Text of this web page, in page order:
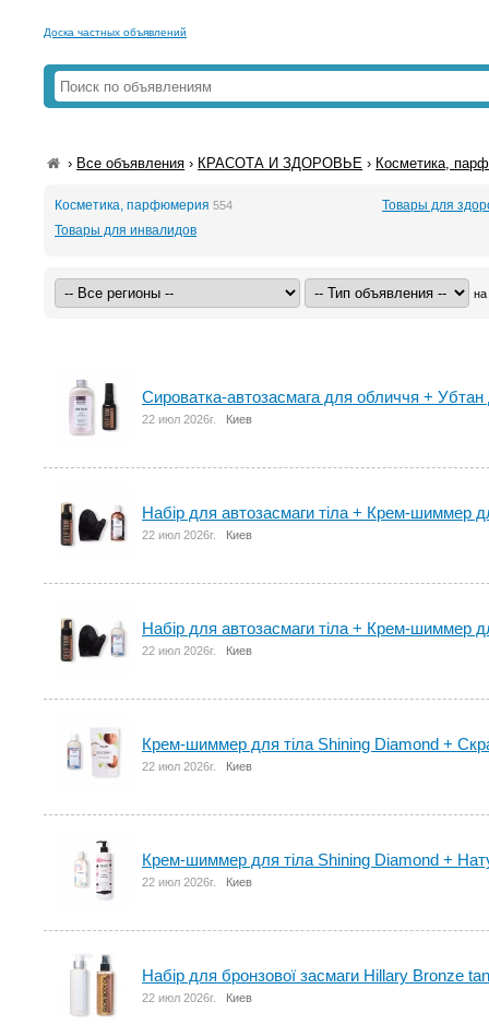
Доска частных объявлений
› Все объявления › КРАСОТА И ЗДОРОВЬЕ › Косметика,
Косметика, парфюмерия 554
Товары для
Товары для инвалидов
на
Сироватка-автозасмага для обличчя +
22 июл 2026г. Киев
Набір для автозасмаги тіла + Крем-шиммер
22 июл 2026г. Киев
Набір для автозасмаги тіла + Крем-шиммер
22 июл 2026г. Киев
Крем-шиммер для тіла Shining Diamond +
22 июл 2026г. Киев
Крем-шиммер для тіла Shining Diamond +
22 июл 2026г. Киев
Набір для бронзової засмаги Hillary Bronze tan
22 июл 2026г. Киев